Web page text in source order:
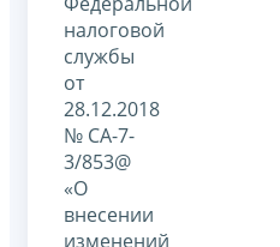
налоговой
службы
от
28.12.2018
№ СА-7-
3/853@
«О
внесении
изменений